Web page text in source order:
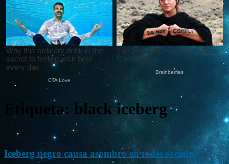
Etiqueta: black iceberg
Iceberg negro causa asombro en redes sociales